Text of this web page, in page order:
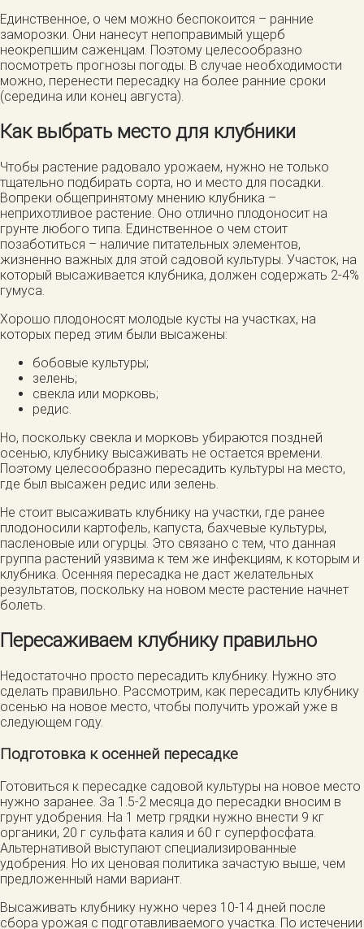
Единственное, о чем можно беспокоится – ранние
заморозки. Они нанесут непоправимый ущерб
неокрепшим саженцам. Поэтому целесообразно
посмотреть прогнозы погоды. В случае необходимости
можно, перенести пересадку на более ранние сроки
(середина или конец августа).
Как выбрать место для клубники
Чтобы растение радовало урожаем, нужно не только
тщательно подбирать сорта, но и место для посадки.
Вопреки общепринятому мнению клубника –
неприхотливое растение. Оно отлично плодоносит на
грунте любого типа. Единственное о чем стоит
позаботиться – наличие питательных элементов,
жизненно важных для этой садовой культуры. Участок, на
который высаживается клубника, должен содержать 2-4%
гумуса.
Хорошо плодоносят молодые кусты на участках, на
которых перед этим были высажены:
бобовые культуры;
зелень;
свекла или морковь;
редис.
Но, поскольку свекла и морковь убираются поздней
осенью, клубнику высаживать не остается времени.
Поэтому целесообразно пересадить культуры на место,
где был высажен редис или зелень.
Не стоит высаживать клубнику на участки, где ранее
плодоносили картофель, капуста, бахчевые культуры,
пасленовые или огурцы. Это связано с тем, что данная
группа растений уязвима к тем же инфекциям, к которым и
клубника. Осенняя пересадка не даст желательных
результатов, поскольку на новом месте растение начнет
болеть.
Пересаживаем клубнику правильно
Недостаточно просто пересадить клубнику. Нужно это
сделать правильно. Рассмотрим, как пересадить клубнику
осенью на новое место, чтобы получить урожай уже в
следующем году.
Подготовка к осенней пересадке
Готовиться к пересадке садовой культуры на новое место
нужно заранее. За 1.5-2 месяца до пересадки вносим в
грунт удобрения. На 1 метр грядки нужно внести 9 кг
органики, 20 г сульфата калия и 60 г суперфосфата.
Альтернативой выступают специализированные
удобрения. Но их ценовая политика зачастую выше, чем
предложенный нами вариант.
Высаживать клубнику нужно через 10-14 дней после
сбора урожая с подготавливаемого участка. По истечении